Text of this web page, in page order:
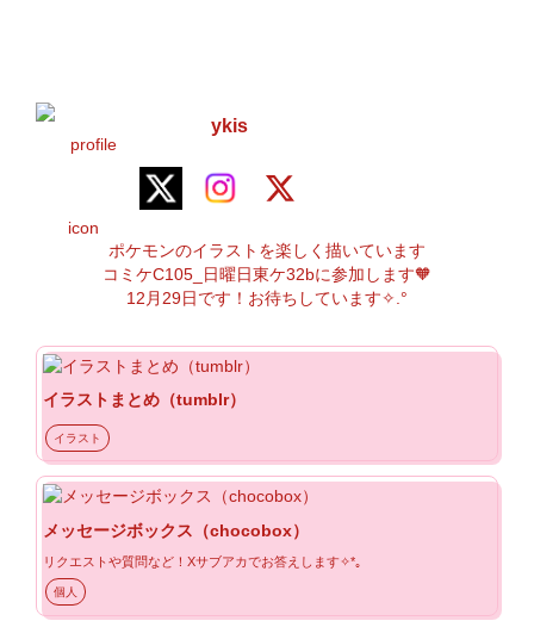
ykis
ポケモンのイラストを楽しく描いています
コミケC105_日曜日東ケ32bに参加します🧡
12月29日です！お待ちしています✧.°
イラストまとめ（tumblr）
イラスト
メッセージボックス（chocobox）
リクエストや質問など！Xサブアカでお答えします✧*｡
個人